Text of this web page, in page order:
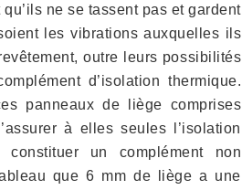
ne se tassent pas et gardent
les vibrations auxquelles ils
outre leurs possibilités
d’isolation thermique.
panneaux de liège comprises
à elles seules l’isolation
un complément non
que 6 mm de liège a une